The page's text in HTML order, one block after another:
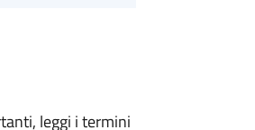
leggi i termini